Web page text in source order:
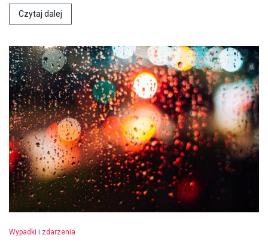
Czytaj dalej
Wypadki i zdarzenia